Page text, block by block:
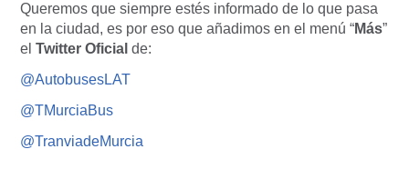
Queremos que siempre estés informado de lo que pasa
en la ciudad, es por eso que añadimos en el menú “Más”
el Twitter Oficial de:
@AutobusesLAT
@TMurciaBus
@TranviadeMurcia